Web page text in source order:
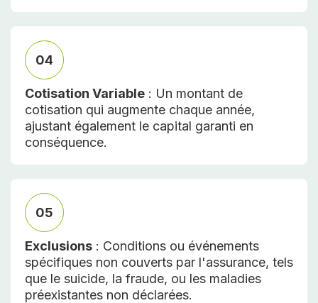
04
Cotisation Variable : Un montant de
cotisation qui augmente chaque année,
ajustant également le capital garanti en
conséquence.
05
Exclusions : Conditions ou événements
spécifiques non couverts par l'assurance, tels
que le suicide, la fraude, ou les maladies
préexistantes non déclarées.